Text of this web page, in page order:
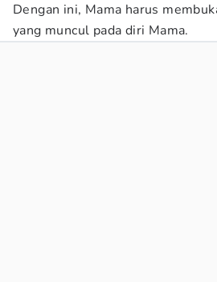
Dengan ini, Mama harus
yang muncul pada diri Mama.